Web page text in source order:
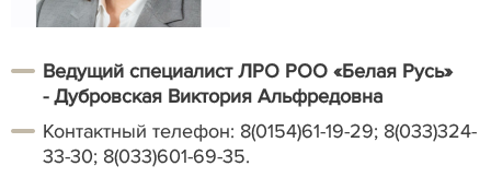
Ведущий специалист ЛРО РОО «Белая Русь»
-Дубровская Виктория Альфредовна
Контактный телефон: 8(0154)61-19-29; 8(033)324-
33-30; 8(033)601-69-35.